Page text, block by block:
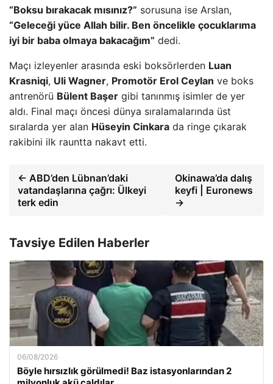
“Boksu bırakacak mısınız?” sorusuna ise Arslan,
“Geleceği yüce Allah bilir. Ben öncelikle çocuklarıma
iyi bir baba olmaya bakacağım” dedi.
Maçı izleyenler arasında eski boksörlerden Luan
Krasniqi, Uli Wagner, Promotör Erol Ceylan ve boks
antrenörü Bülent Başer gibi tanınmış isimler de yer
aldı. Final maçı öncesi dünya sıralamalarında üst
sıralarda yer alan Hüseyin Cinkara da ringe çıkarak
rakibini ilk rauntta nakavt etti.
← ABD’den Lübnan’daki
vatandaşlarına çağrı: Ülkeyi
terk edin
Okinawa’da dalış
keyfi | Euronews
→
Tavsiye Edilen Haberler
06/08/2026
Böyle hırsızlık görülmedi! Baz istasyonlarından 2